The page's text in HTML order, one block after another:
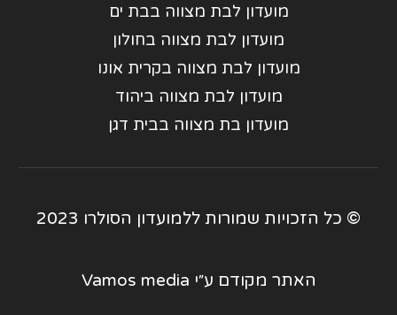
מועדון לבת מצווה בבת ים
מועדון לבת מצווה בחולון
מועדון לבת מצווה בקרית אונו
מועדון לבת מצווה ביהוד
מועדון בת מצווה בבית דגן
© כל הזכויות שמורות ללמועדון הסולרו 2023
האתר מקודם ע״י Vamos media